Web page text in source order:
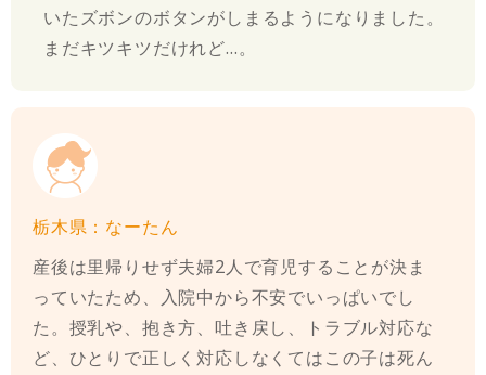
いたズボンのボタンがしまるようになりました。
まだキツキツだけれど…。
栃木県：なーたん
産後は里帰りせず夫婦2人で育児することが決ま
っていたため、入院中から不安でいっぱいでし
た。授乳や、抱き方、吐き戻し、トラブル対応な
ど、ひとりで正しく対応しなくてはこの子は死ん